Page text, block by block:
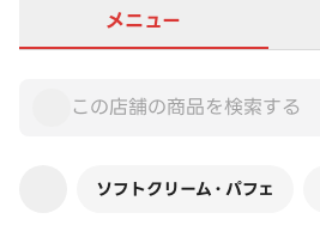
メニュー
ソフトクリーム・パフェ